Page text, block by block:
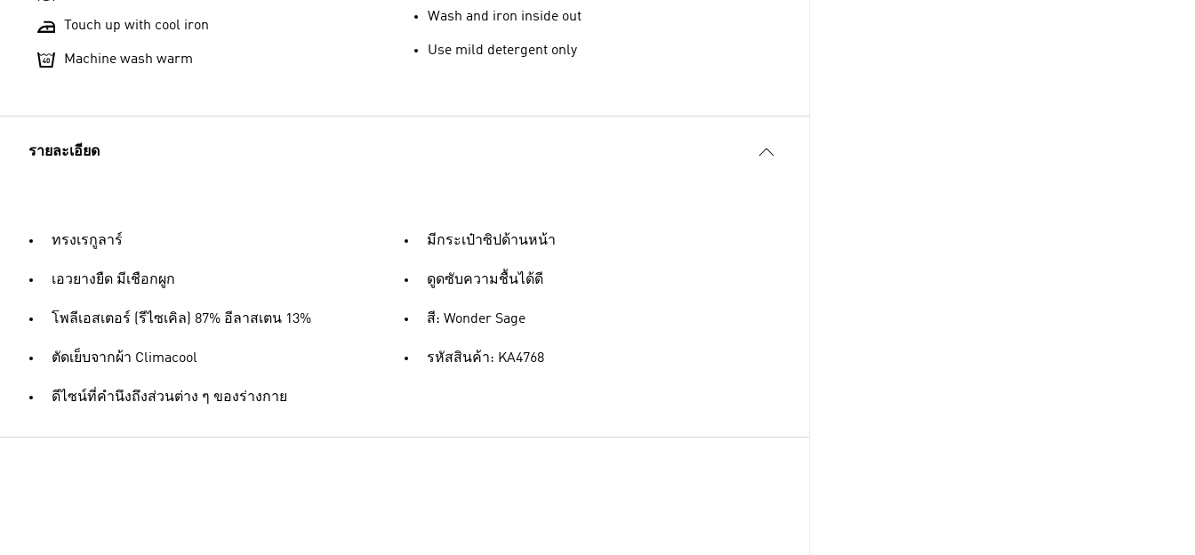
Touch up with cool iron
Machine wash warm
Wash and iron inside out
Use mild detergent only
รายละเอียด
ทรงเรกูลาร์
เอวยางยืด มีเชือกผูก
โพลีเอสเตอร์ (รีไซเคิล) 87% อีลาสเตน 13%
ตัดเย็บจากผ้า Climacool
ดีไซน์ที่คำนึงถึงส่วนต่าง ๆ ของร่างกาย
มีกระเป๋าซิปด้านหน้า
ดูดซับความชื้นได้ดี
สี: Wonder Sage
รหัสสินค้า: KA4768